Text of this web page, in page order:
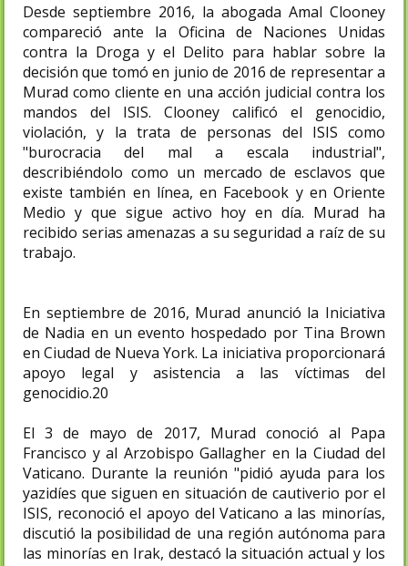
Desde septiembre 2016, la abogada Amal Clooney
compareció ante la Oficina de Naciones Unidas
contra la Droga y el Delito para hablar sobre la
decisión que tomó en junio de 2016 de representar a
Murad como cliente en una acción judicial contra los
mandos del ISIS.​ Clooney calificó el genocidio,
violación, y la trata de personas del ISIS como
"burocracia del mal a escala industrial",
describiéndolo como un mercado de esclavos que
existe también en línea, en Facebook y en Oriente
Medio y que sigue activo hoy en día. Murad ha
recibido serias amenazas a su seguridad a raíz de su
trabajo.
En septiembre de 2016, Murad anunció la Iniciativa
de Nadia en un evento hospedado por Tina Brown
en Ciudad de Nueva York. La iniciativa proporcionará
apoyo legal y asistencia a las víctimas del
genocidio.20​
El 3 de mayo de 2017, Murad conoció al Papa
Francisco y al Arzobispo Gallagher en la Ciudad del
Vaticano. Durante la reunión "pidió ayuda para los
yazidíes que siguen en situación de cautiverio por el
ISIS, reconoció el apoyo del Vaticano a las minorías,
discutió la posibilidad de una región autónoma para
las minorías en Irak, destacó la situación actual y los